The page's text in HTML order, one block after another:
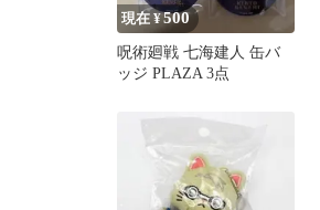
現在 ¥500
呪術廻戦 七海建人 缶バ
ッジ PLAZA 3点